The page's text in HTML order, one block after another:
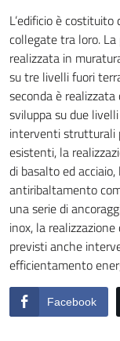
L’edificio è
collegate tra loro. La
realizzata in
su tre livelli fuori
seconda è
sviluppa su due
interventi strutturali
esistenti, la
di basalto ed
antiribaltamento
una serie di
inox, la
previsti anche
efficientamento
Facebook